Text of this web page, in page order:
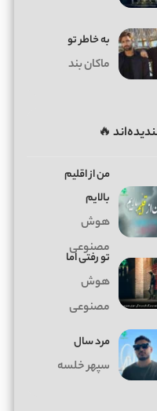
به خاطر تو
ماکان بند
🔥
من از اقلیم
بالایم
هوش
مصنوعی
تو رفتی اما
هوش
مصنوعی
مرد سال
سپهر خلسه